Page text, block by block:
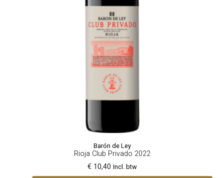
Barón de Ley
Rioja Club Privado 2022
€ 10,40 Incl. btw